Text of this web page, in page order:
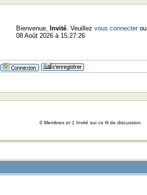
Bienvenue, Invité. Veuillez vous connecterou
08 Août 2026 à 15:27:26
0 Membres et 1 Invité sur ce fil de discussion.